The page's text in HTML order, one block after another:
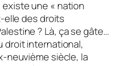
existe une « nation
elle des droits
? Là, ça se gâte…
droit international,
neuvième siècle, la